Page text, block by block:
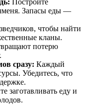
Постройте
Запасы еды —
чтобы найти
кланы.
потерю
сразу: Каждый
Убедитесь, что
заготавливать еду и